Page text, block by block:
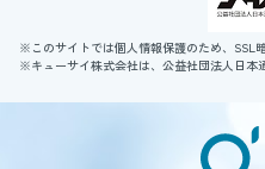
※このサイトでは個人情報保護のため、SSL
※キューサイ株式会社は、公益社団法人日本